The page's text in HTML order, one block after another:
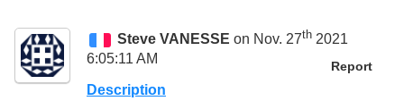
Steve VANESSE on Nov. 27th 2021
6:05:11 AM
Report
Description